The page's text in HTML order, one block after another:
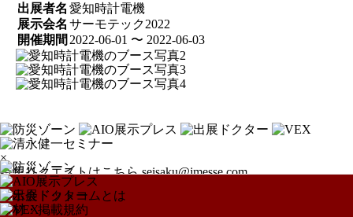
出展者名 愛知時計電機
展示会名 サーモテック2022
開催期間 2022-06-01 〜 2022-06-03
×
特集リクエストはこちらseisaku@jmesse.com
展示会ドットコムとは
取材・掲載規約